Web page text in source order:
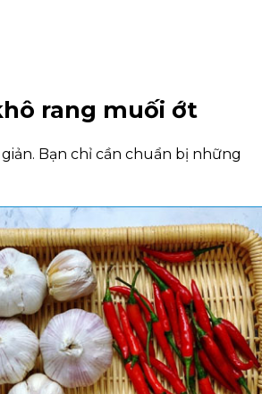
rang muối ớt
Bạn chỉ cần chuẩn bị những